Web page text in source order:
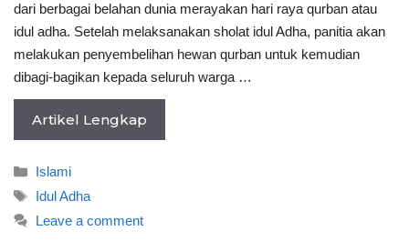
dari berbagai belahan dunia merayakan hari raya qurban atau
idul adha. Setelah melaksanakan sholat idul Adha, panitia akan
melakukan penyembelihan hewan qurban untuk kemudian
dibagi-bagikan kepada seluruh warga …
Artikel Lengkap
Categories
Islami
Tags
Idul Adha
Leave a comment